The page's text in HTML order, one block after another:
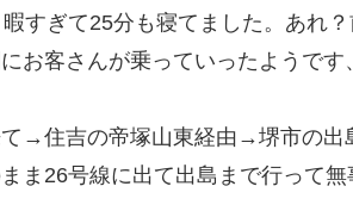
すぎて25分も寝てました。あれ
お客さんが乗っていったようです
→住吉の帝塚山東経由→堺市の出
26号線に出て出島まで行って無